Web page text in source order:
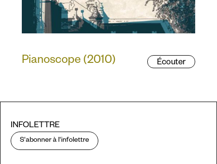
Pianoscope (2010) Écouter
INFOLETTRE
S'abonner à l'infolettre